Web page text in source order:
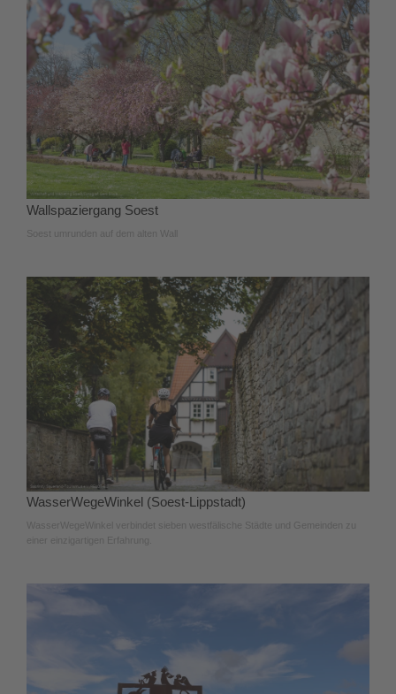
Wallspaziergang Soest
Soest umrunden auf dem alten Wall
WasserWegeWinkel (Soest-Lippstadt)
WasserWegeWinkel verbindet sieben westfälische Städte und Gemeinden zu
einer einzigartigen Erfahrung.